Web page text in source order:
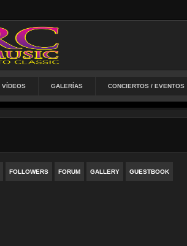
VÍDEOS GALERÍAS CONCIERTOS / EVENTOS
FOLLOWERS FORUM GALLERY GUESTBOOK